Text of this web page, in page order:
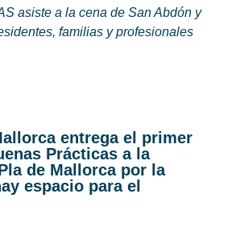
asiste a la cena de San Abdón y
familias y profesionales
entrega el primer
Prácticas a la
de Mallorca por la
espacio para el